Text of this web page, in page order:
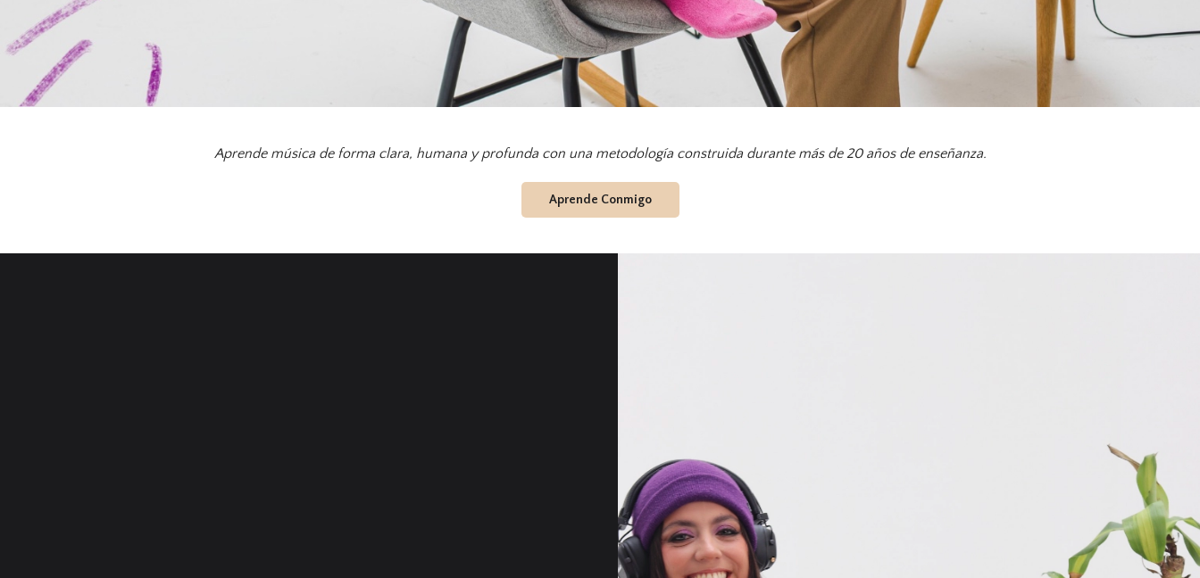
Aprende música de forma clara, humana y profunda con una metodología construida durante más de 20 años de enseñanza.
Aprende Conmigo